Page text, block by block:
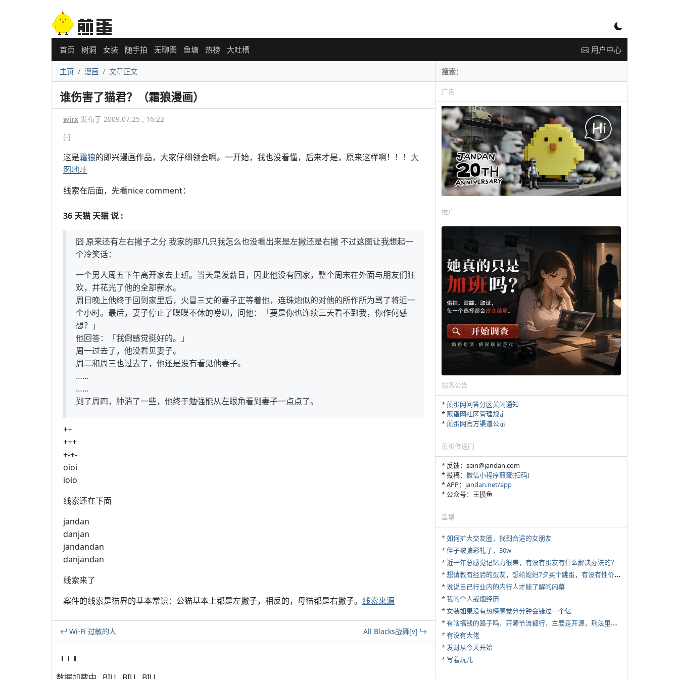
首页 树洞 女装 随手拍 无聊图 鱼塘 热榜 大吐槽 用户中心
主页 漫画 文章正文
谁伤害了猫君？（霜狼漫画）
wirx 发布于 2009.07.25 , 16:22
[-]
这是霜狼的即兴漫画作品，大家仔细领会啊。一开始，我也没看懂，后来才是，原来这样啊！！！ 大
图地址
线索在后面，先看nice comment：
36 天猫 天猫 说 :
囧 原来还有左右撇子之分 我家的那几只我怎么也没看出来是左撇还是右撇 不过这图让我想起一
个冷笑话：
一个男人周五下午离开家去上班。当天是发薪日，因此他没有回家，整个周末在外面与朋友们狂
欢，并花光了他的全部薪水。
周日晚上他终于回到家里后，火冒三丈的妻子正等着他，连珠炮似的对他的所作所为骂了将近一
个小时。最后，妻子停止了喋喋不休的唠叨，问他：「要是你也连续三天看不到我，你作何感
想？」
他回答：「我倒感觉挺好的。」
周一过去了，他没看见妻子。
周二和周三也过去了，他还是没有看见他妻子。
……
……
到了周四，肿消了一些，他终于勉强能从左眼角看到妻子一点点了。
++
+++
+-+-
oioi
ioio
线索还在下面
jandan
danjan
jandandan
danjandan
线索来了
案件的线索是猫界的基本常识：公猫基本上都是左撇子，相反的，母猫都是右撇子。 线索来源
Wi-Fi 过敏的人 All Blacks战舞[v]
广告
推广
站务公告
*煎蛋网问答分区关闭通知
*煎蛋网社区管理规定
*煎蛋网官方渠道公示
煎蛋传送门
* 反馈：sein@jandan.com
* 投稿： 微信小程序煎蛋(扫码)
* APP： jandan.net/app
* 公众号：王摸鱼
鱼塘
* 如何扩大交友圈，找到合适的女朋友
* 侄子被骗彩礼了，30w
* 近一年总感觉记忆力很差，有没有蛋友有什么解决办法的？
*
想请教有经验的蛋友，想给媳妇7夕买个跳蛋，有没有性价比高的推荐
* 说说自己行业内的内行人才能了解的内幕
* 我的个人戒烟经历
* 女装如果没有热榜感觉分分钟会错过一个亿
*
有啥搞钱的路子吗，开源节流都行，主要是开源，刑法里的咱不做
* 有没有大佬
* 发财从今天开始
* 写着玩儿